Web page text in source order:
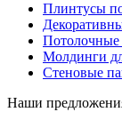
Плинтусы
Молдинги
Стеновые
Наши